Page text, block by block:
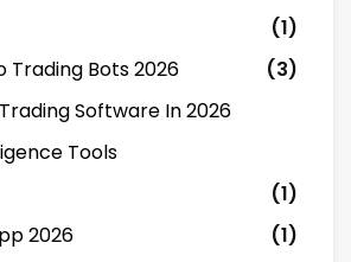
(1)
Trading Bots 2026
(3)
Software In 2026
Tools
(1)
2026
(1)